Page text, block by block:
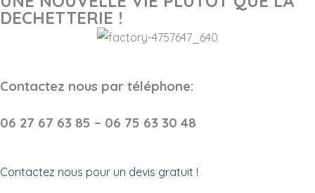
DECHETTERIE !
Contactez nous par téléphone:
06 27 67 63 85 – 06 75 63 30 48
Contactez nous pour un devis gratuit !